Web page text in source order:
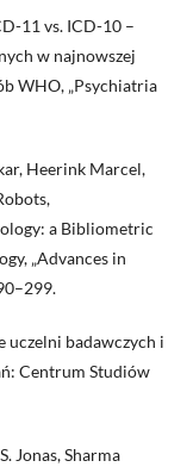
11 vs. ICD-10 –
w najnowszej
WHO, „Psychiatria
Heerink Marcel,
a Bibliometric
„Advances in
uczelni badawczych i
Centrum Studiów
Jonas, Sharma